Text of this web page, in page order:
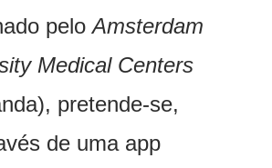
pelo Amsterdam
Medical Centers
pretende-se,
de uma app